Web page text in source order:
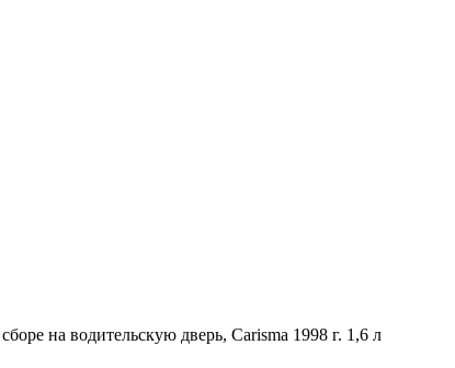
на водительскую дверь, Carisma 1998 г. 1,6 л